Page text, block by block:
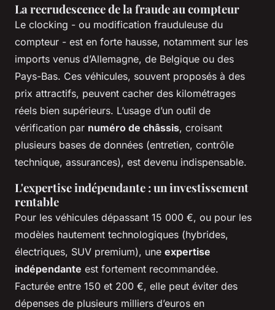
La recrudescence de la fraude au compteur
Le clocking - ou modification frauduleuse du
compteur - est en forte hausse, notamment sur les
imports venus d’Allemagne, de Belgique ou des
Pays-Bas. Ces véhicules, souvent proposés à des
prix attractifs, peuvent cacher des kilométrages
réels bien supérieurs. L’usage d’un outil de
vérification par numéro de châssis, croisant
plusieurs bases de données (entretien, contrôle
technique, assurances), est devenu indispensable.
L'expertise indépendante : un investissement
rentable
Pour les véhicules dépassant 15 000 €, ou pour les
modèles hautement technologiques (hybrides,
électriques, SUV premium), une expertise
indépendante est fortement recommandée.
Facturée entre 150 et 200 €, elle peut éviter des
dépenses de plusieurs milliers d’euros en